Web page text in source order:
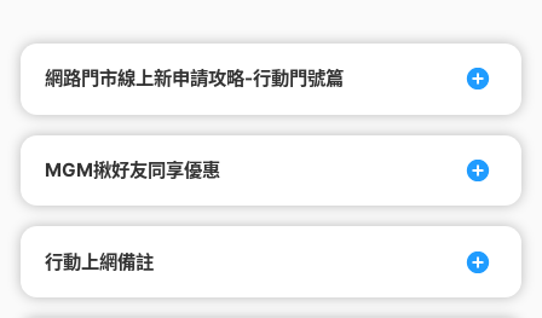
我是【推薦人】，Hami Point點數甚麼時候會
拿到?
如果我已經成功被推薦專案，Hami Point點數
甚麼時候會拿到?
網路門市線上新申請攻略-行動門號篇
MGM揪好友同享優惠
行動上網備註